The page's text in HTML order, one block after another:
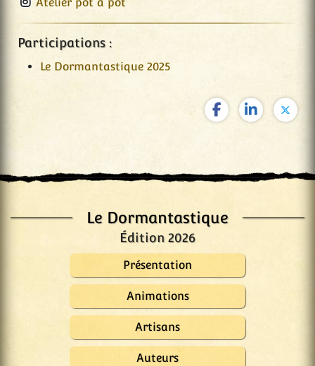
Le Dormantastique
Édition 2026
Présentation
Animations
Artisans
Auteurs
Atelier pot à pot
Participations :
Le Dormantastique 2025